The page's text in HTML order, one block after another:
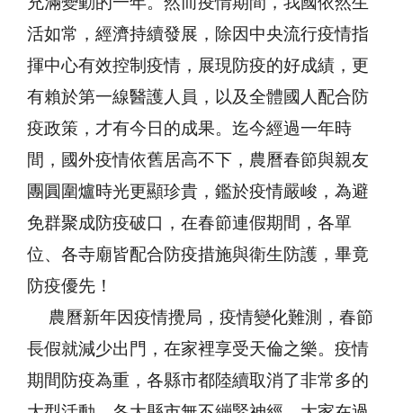
活如常，經濟持續發展，除因中央流行疫情指
揮中心有效控制疫情，展現防疫的好成績，更
有賴於第一線醫護人員，以及全體國人配合防
疫政策，才有今日的成果。迄今經過一年時
間，國外疫情依舊居高不下，農曆春節與親友
團圓圍爐時光更顯珍貴，鑑於疫情嚴峻，為避
免群聚成防疫破口，在春節連假期間，各單
位、各寺廟皆配合防疫措施與衛生防護，畢竟
防疫優先！
農曆新年因疫情攪局，疫情變化難測，春節
長假就減少出門，在家裡享受天倫之樂。疫情
期間防疫為重，各縣市都陸續取消了非常多的